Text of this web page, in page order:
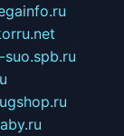
suo.spb.ru